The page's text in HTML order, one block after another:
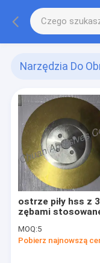
Narzędzia Do
ostrze piły hss z
zębami
uszczelniającej,
średnica 285 mm,
MOQ:5
Pobierz najnowszą